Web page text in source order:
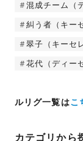
混成チーム（
糾う者（キー
翠子（キーセ
花代（ディー
ルリグ一覧はこ
カテゴリから